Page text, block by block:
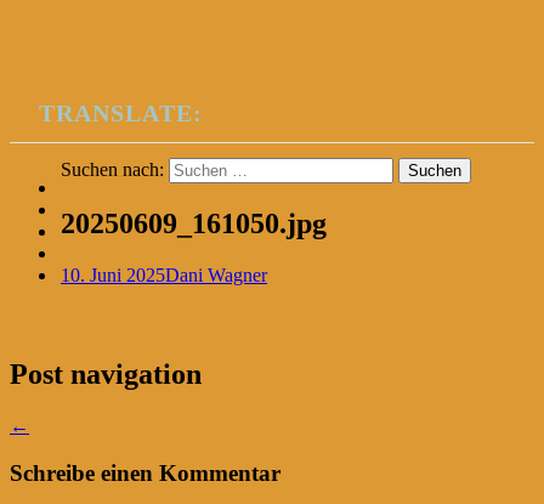
TRANSLATE:
Suchen nach:
20250609_161050.jpg
10. Juni 2025Dani Wagner
Post navigation
←
Schreibe einen Kommentar